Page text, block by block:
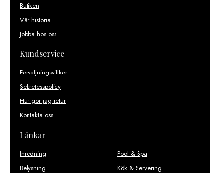
Butiken
Vår historia
Jobba hos oss
Kundservice
Försäljningsvillkor
Sekretesspolicy
Hur gör jag retur
Kontakta oss
Länkar
Inredning
Belysning
Pool & Spa
Kök & Servering